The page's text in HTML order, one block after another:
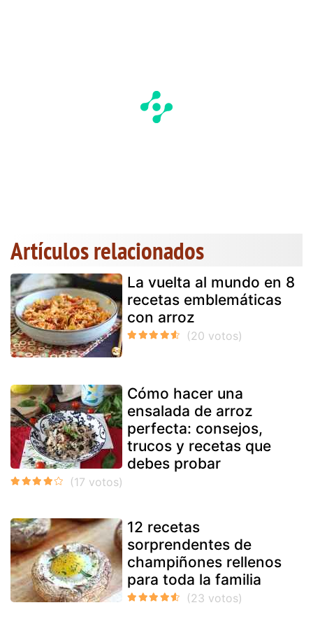
Artículos relacionados
La vuelta al mundo en 8
recetas emblemáticas
con arroz
Cómo hacer una
ensalada de arroz
perfecta: consejos,
trucos y recetas que
debes probar
12 recetas
sorprendentes de
champiñones rellenos
para toda la familia